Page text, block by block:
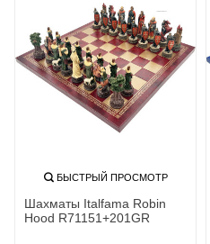
БЫСТРЫЙ ПРОСМОТР
Шахматы Italfama Robin
Hood R71151+201GR